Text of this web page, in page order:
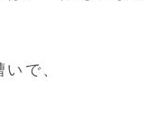
で、